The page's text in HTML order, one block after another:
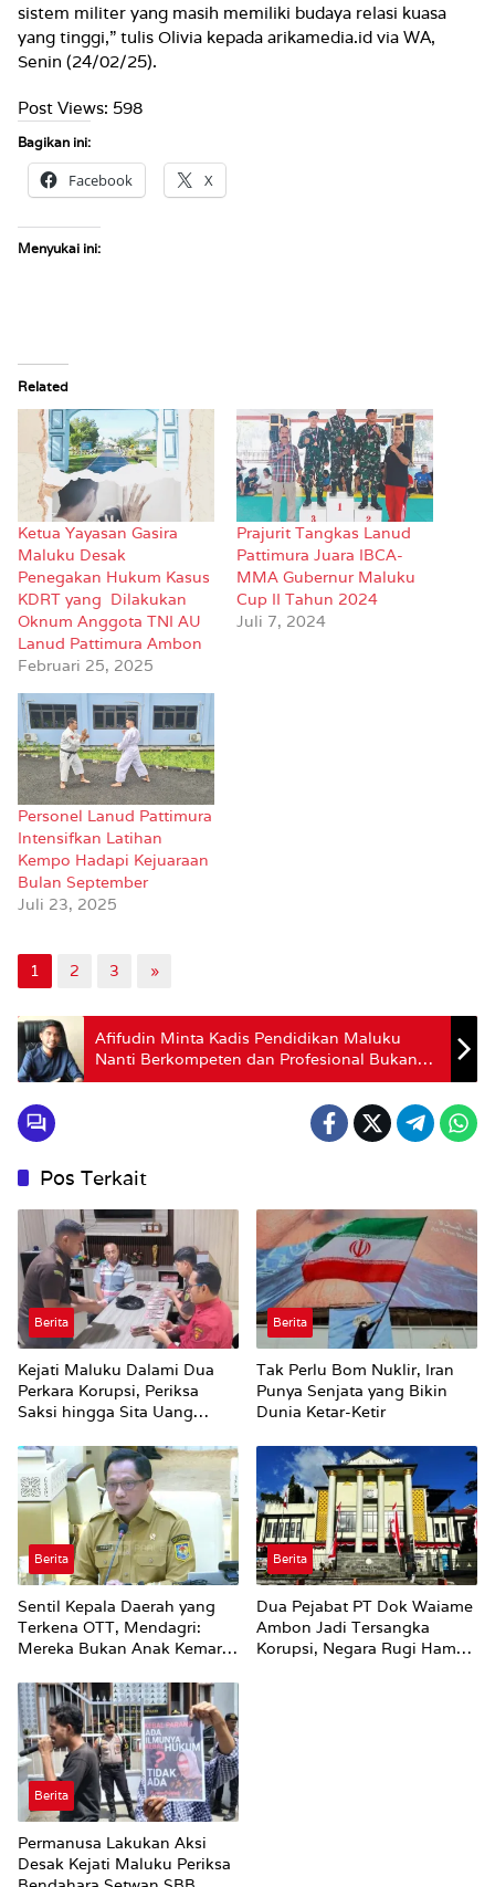
sistem militer yang masih memiliki budaya relasi kuasa
yang tinggi,” tulis Olivia kepada arikamedia.id via WA,
Senin (24/02/25).
Post Views: 598
Bagikan ini:
Facebook X
Menyukai ini:
Related
Ketua Yayasan Gasira
Maluku Desak
Penegakan Hukum Kasus
KDRT yang Dilakukan
Oknum Anggota TNI AU
Lanud Pattimura Ambon
Februari 25, 2025
Prajurit Tangkas Lanud
Pattimura Juara IBCA-
MMA Gubernur Maluku
Cup II Tahun 2024
Juli 7, 2024
Personel Lanud Pattimura
Intensifkan Latihan
Kempo Hadapi Kejuaraan
Bulan September
Juli 23, 2025
1 2 3 »
Afifudin Minta Kadis Pendidikan Maluku
Nanti Berkompeten dan Profesional Bukan
ABS
Pos Terkait
Berita
Kejati Maluku Dalami Dua
Perkara Korupsi, Periksa
Saksi hingga Sita Uang
Berita
Tak Perlu Bom Nuklir, Iran
Punya Senjata yang Bikin
Dunia Ketar-Ketir
Berita
Sentil Kepala Daerah yang
Terkena OTT, Mendagri:
Mereka Bukan Anak Kemarin
Berita
Dua Pejabat PT Dok Waiame
Ambon Jadi Tersangka
Korupsi, Negara Rugi Hampir
Berita
Permanusa Lakukan Aksi
Desak Kejati Maluku Periksa